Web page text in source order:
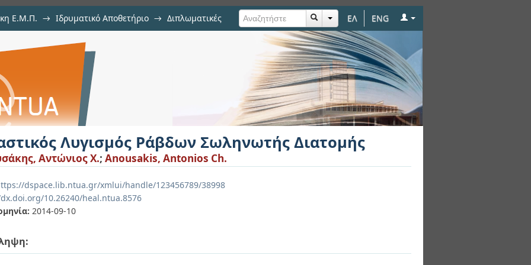
ΕΛ ENG
Ε.Μ.Π. → Ιδρυματικό Αποθετήριο → Διπλωματικές
Ράβδων Σωληνωτής Διατομής
Λυγισμός Ράβδων Σωληνωτής Διατομής
Αντώνιος Χ.; Anousakis, Antonios Ch.
dspace.lib.ntua.gr/xmlui/handle/123456789/38998
10.26240/heal.ntua.8576
2014-09-10